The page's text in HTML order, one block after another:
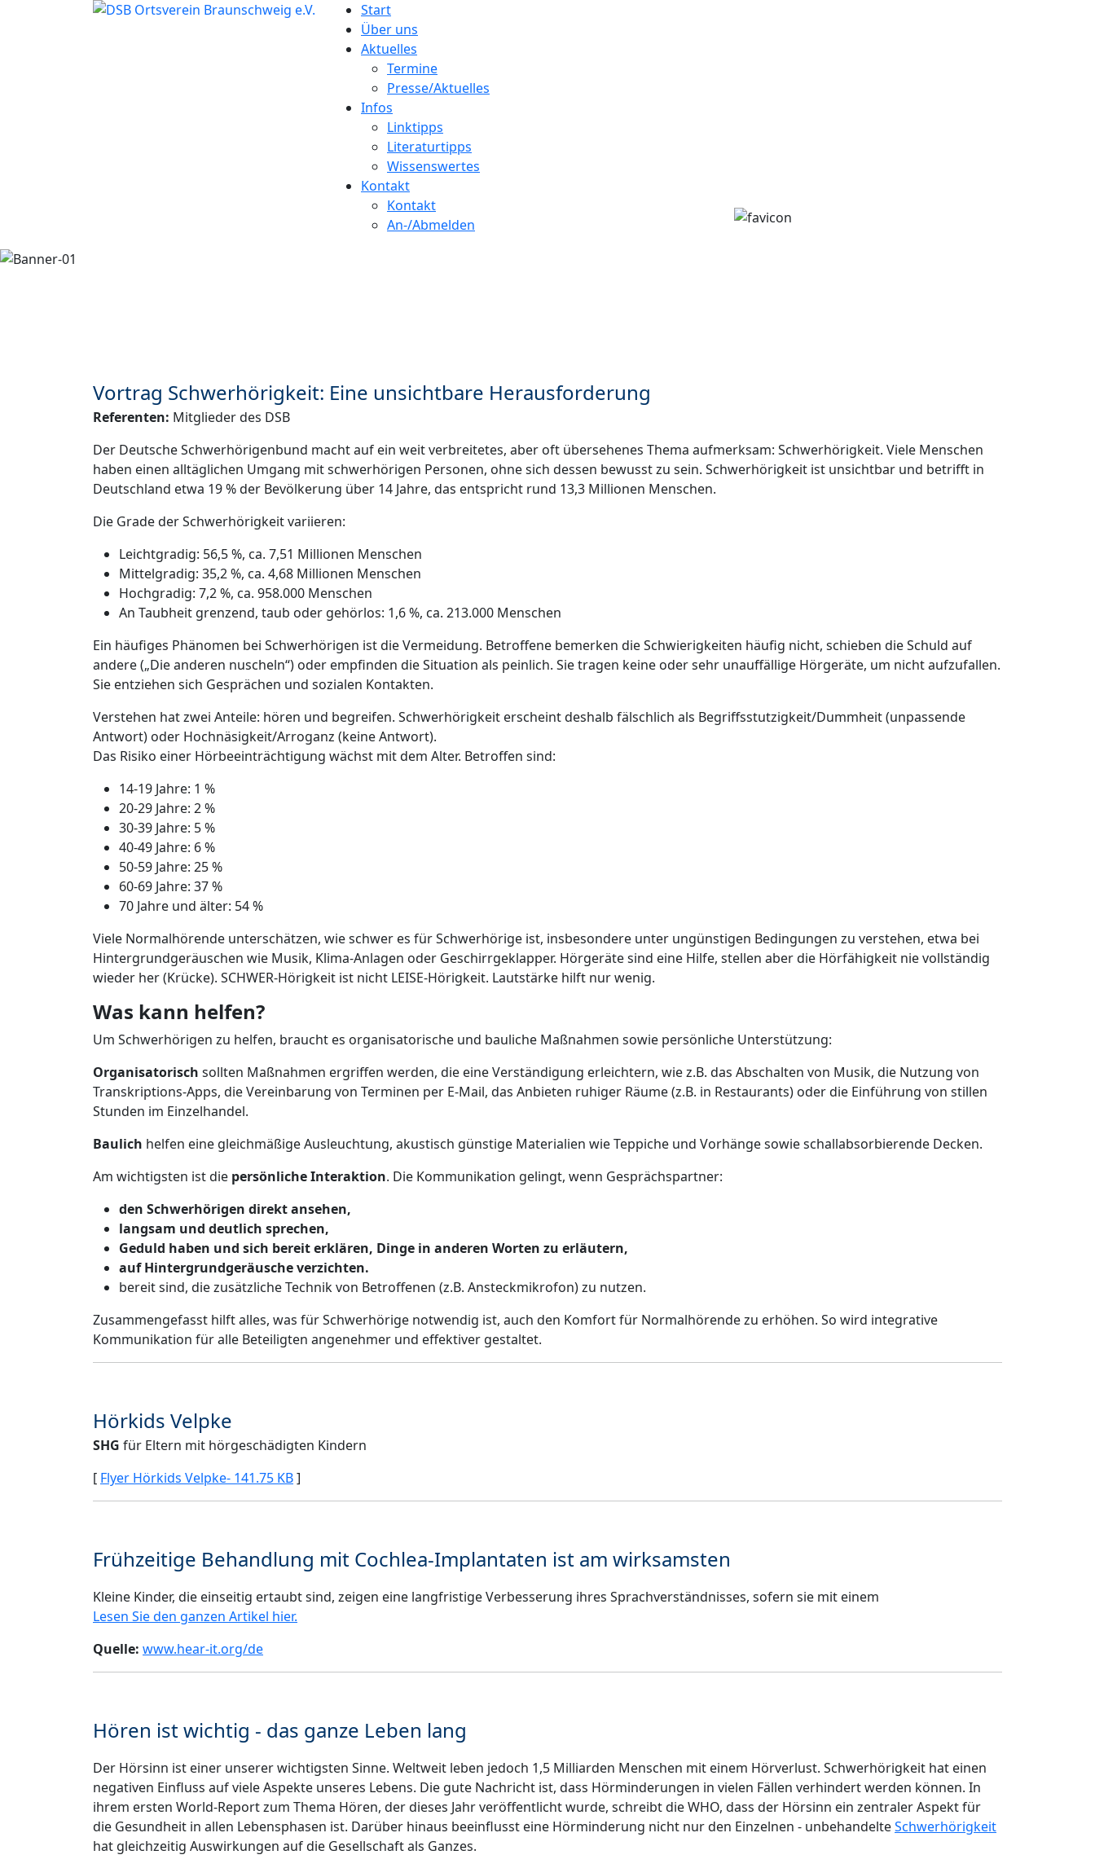
Start
Über uns
Aktuelles
Termine
Presse/Aktuelles
Infos
Linktipps
Literaturtipps
Wissenswertes
Kontakt
Kontakt
An-/Abmelden
Vortrag Schwerhörigkeit: Eine unsichtbare Herausforderung
Referenten: Mitglieder des DSB
Der Deutsche Schwerhörigenbund macht auf ein weit verbreitetes, aber oft übersehenes Thema aufmerksam: Schwerhörigkeit. Viele Menschen
haben einen alltäglichen Umgang mit schwerhörigen Personen, ohne sich dessen bewusst zu sein. Schwerhörigkeit ist unsichtbar und betrifft in
Deutschland etwa 19 % der Bevölkerung über 14 Jahre, das entspricht rund 13,3 Millionen Menschen.
Die Grade der Schwerhörigkeit variieren:
Leichtgradig: 56,5 %, ca. 7,51 Millionen Menschen
Mittelgradig: 35,2 %, ca. 4,68 Millionen Menschen
Hochgradig: 7,2 %, ca. 958.000 Menschen
An Taubheit grenzend, taub oder gehörlos: 1,6 %, ca. 213.000 Menschen
Ein häufiges Phänomen bei Schwerhörigen ist die Vermeidung. Betroffene bemerken die Schwierigkeiten häufig nicht, schieben die Schuld auf
andere („Die anderen nuscheln“) oder empfinden die Situation als peinlich. Sie tragen keine oder sehr unauffällige Hörgeräte, um nicht aufzufallen.
Sie entziehen sich Gesprächen und sozialen Kontakten.
Verstehen hat zwei Anteile: hören und begreifen. Schwerhörigkeit erscheint deshalb fälschlich als Begriffsstutzigkeit/Dummheit (unpassende
Antwort) oder Hochnäsigkeit/Arroganz (keine Antwort).
Das Risiko einer Hörbeeinträchtigung wächst mit dem Alter. Betroffen sind:
14-19 Jahre: 1 %
20-29 Jahre: 2 %
30-39 Jahre: 5 %
40-49 Jahre: 6 %
50-59 Jahre: 25 %
60-69 Jahre: 37 %
70 Jahre und älter: 54 %
Viele Normalhörende unterschätzen, wie schwer es für Schwerhörige ist, insbesondere unter ungünstigen Bedingungen zu verstehen, etwa bei
Hintergrundgeräuschen wie Musik, Klima-Anlagen oder Geschirrgeklapper. Hörgeräte sind eine Hilfe, stellen aber die Hörfähigkeit nie vollständig
wieder her (Krücke). SCHWER-Hörigkeit ist nicht LEISE-Hörigkeit. Lautstärke hilft nur wenig.
Was kann helfen?
Um Schwerhörigen zu helfen, braucht es organisatorische und bauliche Maßnahmen sowie persönliche Unterstützung:
Organisatorisch sollten Maßnahmen ergriffen werden, die eine Verständigung erleichtern, wie z.B. das Abschalten von Musik, die Nutzung von
Transkriptions-Apps, die Vereinbarung von Terminen per E-Mail, das Anbieten ruhiger Räume (z.B. in Restaurants) oder die Einführung von stillen
Stunden im Einzelhandel.
Baulich helfen eine gleichmäßige Ausleuchtung, akustisch günstige Materialien wie Teppiche und Vorhänge sowie schallabsorbierende Decken.
Am wichtigsten ist die persönliche Interaktion. Die Kommunikation gelingt, wenn Gesprächspartner:
den Schwerhörigen direkt ansehen,
langsam und deutlich sprechen,
Geduld haben und sich bereit erklären, Dinge in anderen Worten zu erläutern,
auf Hintergrundgeräusche verzichten.
bereit sind, die zusätzliche Technik von Betroffenen (z.B. Ansteckmikrofon) zu nutzen.
Zusammengefasst hilft alles, was für Schwerhörige notwendig ist, auch den Komfort für Normalhörende zu erhöhen. So wird integrative
Kommunikation für alle Beteiligten angenehmer und effektiver gestaltet.
Hörkids Velpke
SHG für Eltern mit hörgeschädigten Kindern
[ Flyer Hörkids Velpke- 141.75 KB]
Frühzeitige Behandlung mit Cochlea-Implantaten ist am wirksamsten
Kleine Kinder, die einseitig ertaubt sind, zeigen eine langfristige Verbesserung ihres Sprachverständnisses, sofern sie mit einem
Lesen Sie den ganzen Artikel hier.
Quelle: www.hear-it.org/de
Hören ist wichtig - das ganze Leben lang
Der Hörsinn ist einer unserer wichtigsten Sinne. Weltweit leben jedoch 1,5 Milliarden Menschen mit einem Hörverlust. Schwerhörigkeit hat einen
negativen Einfluss auf viele Aspekte unseres Lebens. Die gute Nachricht ist, dass Hörminderungen in vielen Fällen verhindert werden können. In
ihrem ersten World-Report zum Thema Hören, der dieses Jahr veröffentlicht wurde, schreibt die WHO, dass der Hörsinn ein zentraler Aspekt für
die Gesundheit in allen Lebensphasen ist. Darüber hinaus beeinflusst eine Hörminderung nicht nur den Einzelnen - unbehandelteSchwerhörigkeit
hat gleichzeitig Auswirkungen auf die Gesellschaft als Ganzes.